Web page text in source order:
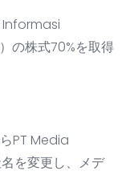
の株式70%を取得
PT Media
を変更し、メデ